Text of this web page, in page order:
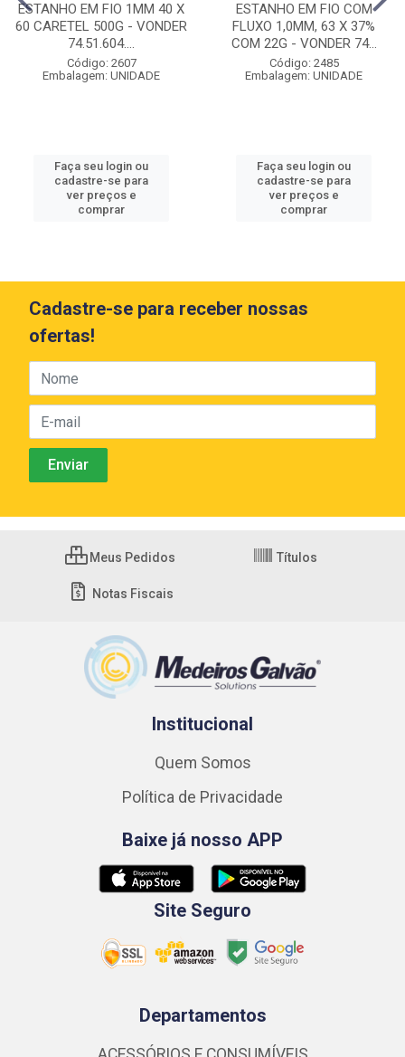
ESTANHO EM FIO 1MM 40 X
60 CARETEL 500G - VONDER
74.51.604....
Código: 2607
Embalagem: UNIDADE
Faça seu login ou
cadastre-se para
ver preços e
comprar
ESTANHO EM FIO COM
FLUXO 1,0MM, 63 X 37%
COM 22G - VONDER 74...
Código: 2485
Embalagem: UNIDADE
Faça seu login ou
cadastre-se para
ver preços e
comprar
Cadastre-se para receber nossas
ofertas!
Meus Pedidos Títulos
Notas Fiscais
Institucional
Quem Somos
Política de Privacidade
Baixe já nosso APP
Site Seguro
Departamentos